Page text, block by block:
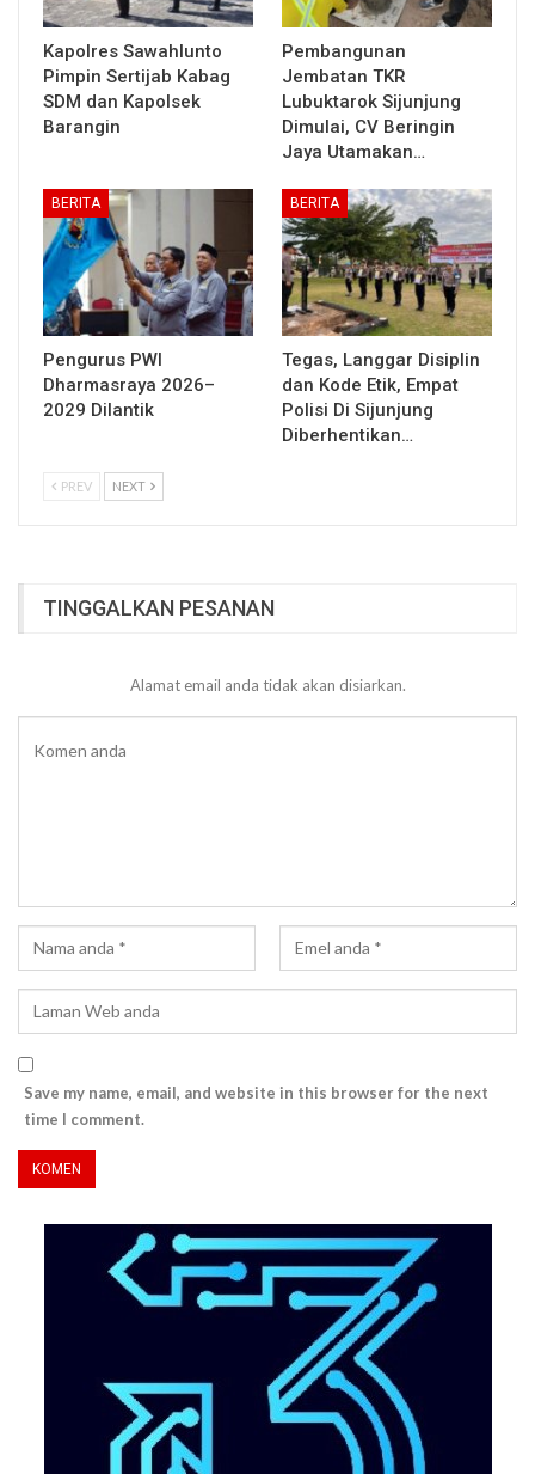
Kapolres Sawahlunto
Pimpin Sertijab Kabag
SDM dan Kapolsek
Barangin
Pembangunan
Jembatan TKR
Lubuktarok Sijunjung
Dimulai, CV Beringin
Jaya Utamakan…
BERITA
Pengurus PWI
Dharmasraya 2026–
2029 Dilantik
BERITA
Tegas, Langgar Disiplin
dan Kode Etik, Empat
Polisi Di Sijunjung
Diberhentikan…
PREV NEXT
TINGGALKAN PESANAN
Alamat email anda tidak akan disiarkan.
Save my name, email, and website in this browser for the next
time I comment.